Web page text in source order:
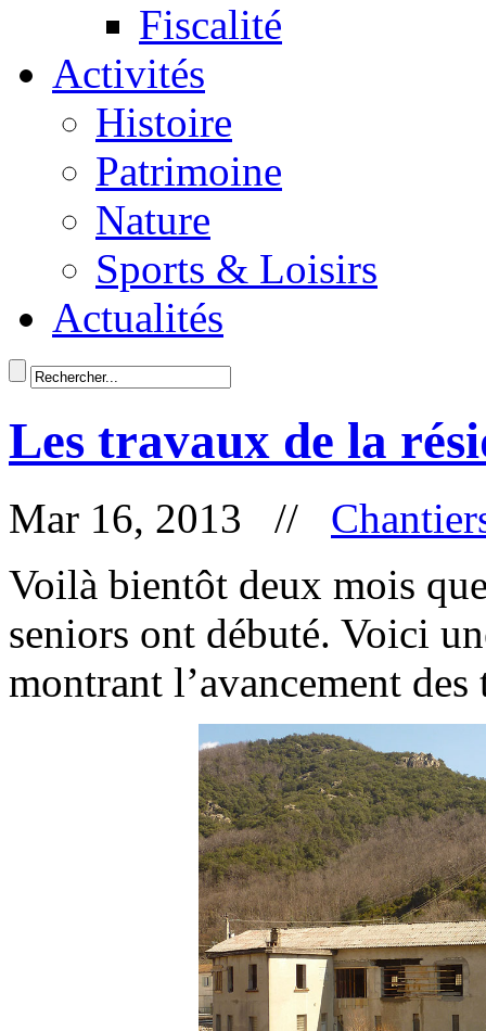
Fiscalité
Activités
Histoire
Patrimoine
Nature
Sports & Loisirs
Actualités
Les travaux de la
Mar 16, 2013 //
Voilà bientôt deux mois
seniors ont débuté. Voici
montrant l’avancement des